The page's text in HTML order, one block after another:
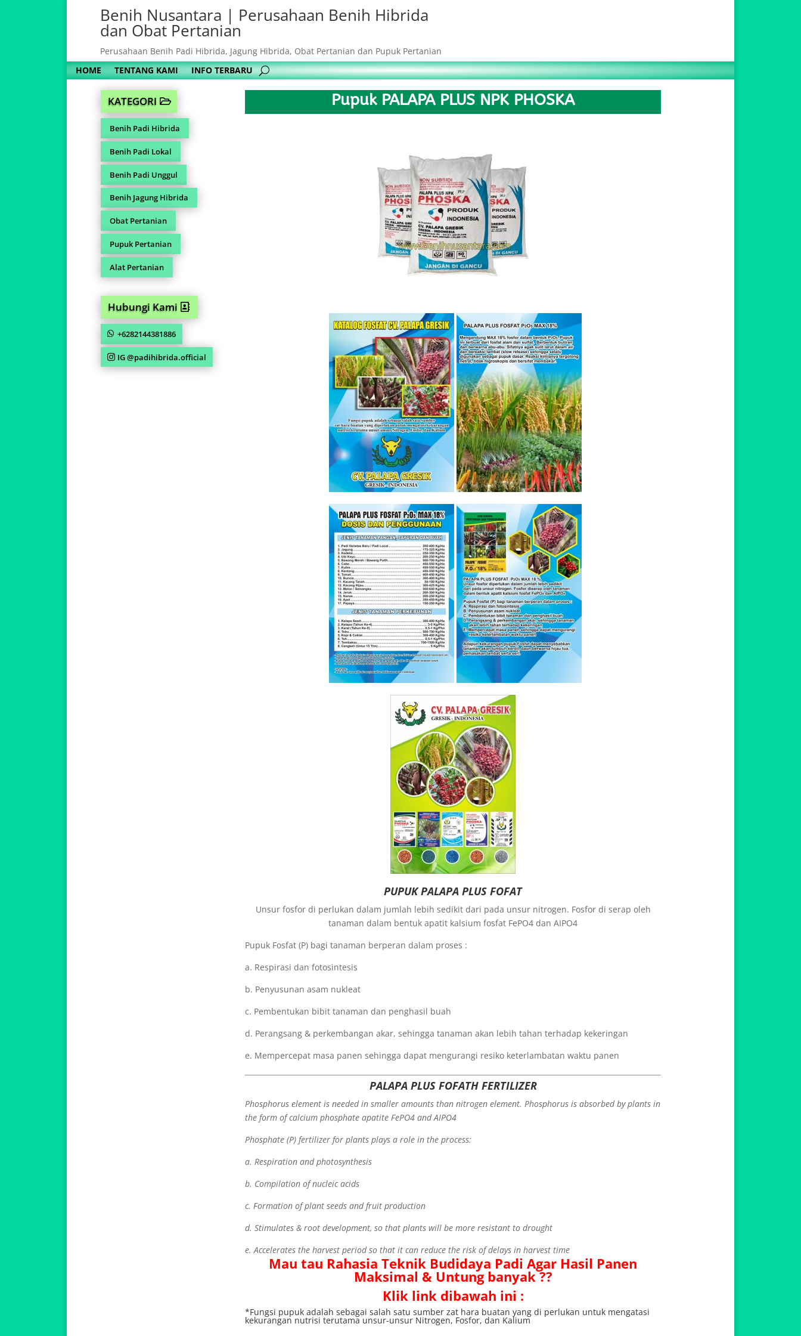
Benih Nusantara | Perusahaan Benih Hibrida
dan Obat Pertanian
Perusahaan Benih Padi Hibrida, Jagung Hibrida, Obat Pertanian dan Pupuk Pertanian
HOME
TENTANG KAMI INFO TERBARU
KATEGORI
Benih Padi Hibrida
Benih Padi Lokal
Benih Padi Unggul
Benih Jagung Hibrida
Obat Pertanian
Pupuk Pertanian
Alat Pertanian
Hubungi Kami
+6282144381886
IG @padihibrida.official
Pupuk PALAPA PLUS NPK PHOSKA
PUPUK PALAPA PLUS FOFAT
Unsur fosfor di perlukan dalam jumlah lebih sedikit dari pada unsur nitrogen. Fosfor di serap oleh
tanaman dalam bentuk apatit kalsium fosfat FePO4 dan AIPO4
Pupuk Fosfat (P) bagi tanaman berperan dalam proses :
a. Respirasi dan fotosintesis
b. Penyusunan asam nukleat
c. Pembentukan bibit tanaman dan penghasil buah
d. Perangsang & perkembangan akar, sehingga tanaman akan lebih tahan terhadap kekeringan
e. Mempercepat masa panen sehingga dapat mengurangi resiko keterlambatan waktu panen
PALAPA PLUS FOFATH FERTILIZER
Phosphorus element is needed in smaller amounts than nitrogen element. Phosphorus is absorbed by plants in
the form of calcium phosphate apatite FePO4 and AIPO4
Phosphate (P) fertilizer for plants plays a role in the process:
a. Respiration and photosynthesis
b. Compilation of nucleic acids
c. Formation of plant seeds and fruit production
d. Stimulates & root development, so that plants will be more resistant to drought
e. Accelerates the harvest period so that it can reduce the risk of delays in harvest time
Mau tau Rahasia Teknik Budidaya Padi Agar Hasil Panen
Maksimal & Untung banyak ??
Klik link dibawah ini :
*Fungsi pupuk adalah sebagai salah satu sumber zat hara buatan yang di perlukan untuk mengatasi
kekurangan nutrisi terutama unsur-unsur Nitrogen, Fosfor, dan Kalium